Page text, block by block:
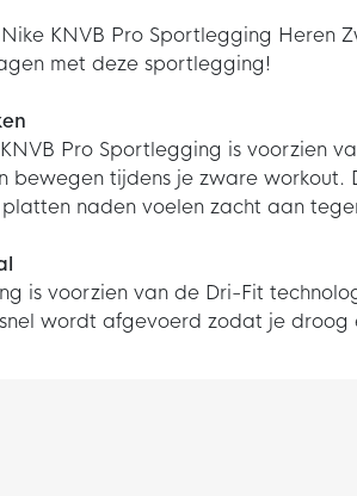
KNVB Pro Sportlegging Heren
met deze sportlegging!
Pro Sportlegging is voorzien
bewegen tijdens je zware
naden voelen zacht aan
is voorzien van de Dri-Fit
wordt afgevoerd zodat je droog